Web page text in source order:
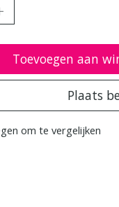
Toevoegen aan
Plaats
om te vergelijken